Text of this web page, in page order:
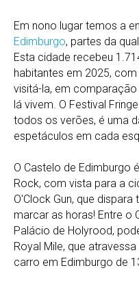
Em nono lugar temos a
Edimburgo, partes da
Esta cidade recebeu
habitantes em 2025,
visitá-la, em
lá vivem. O Festival
todos os verões, é uma
espetáculos em cada
O Castelo de Edimburgo
Rock, com vista para a
O'Clock Gun, que
marcar as horas! Entre o
Palácio de Holyrood,
Royal Mile, que
carro em Edimburgo de